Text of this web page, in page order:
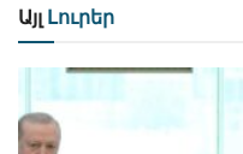
Այլ Լուրեր